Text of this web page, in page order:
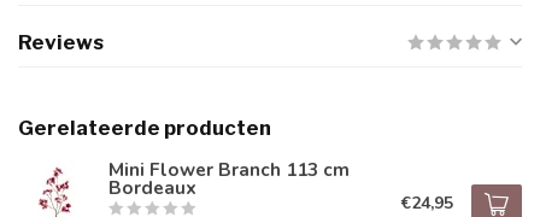
Reviews
Gerelateerde producten
Mini Flower Branch 113 cm
Bordeaux
€24,95